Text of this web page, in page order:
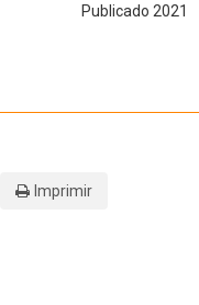
Publicado 2021
Imprimir